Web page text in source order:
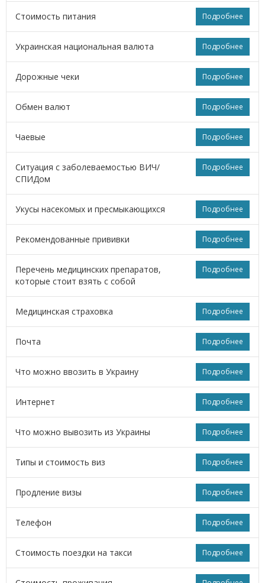
Подробнее
Стоимость питания
Подробнее
Украинская национальная валюта
Подробнее
Дорожные чеки
Подробнее
Обмен валют
Подробнее
Чаевые
Подробнее
Ситуация с заболеваемостью ВИЧ/
СПИДом
Подробнее
Укусы насекомых и пресмыкающихся
Подробнее
Рекомендованные прививки
Подробнее
Перечень медицинских препаратов,
которые стоит взять с собой
Подробнее
Медицинская страховка
Подробнее
Почта
Подробнее
Что можно ввозить в Украину
Подробнее
Интернет
Подробнее
Что можно вывозить из Украины
Подробнее
Типы и стоимость виз
Подробнее
Продление визы
Подробнее
Телефон
Подробнее
Стоимость поездки на такси